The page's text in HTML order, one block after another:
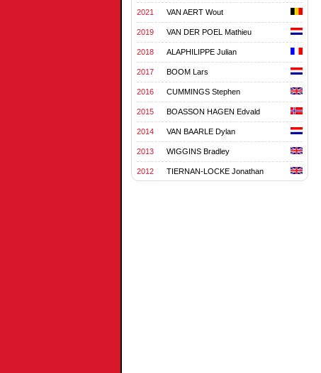
2021 VAN AERT Wout
2019 VAN DER POEL Mathieu
2018 ALAPHILIPPE Julian
2017 BOOM Lars
2016 CUMMINGS Stephen
2015 BOASSON HAGEN Edvald
2014 VAN BAARLE Dylan
2013 WIGGINS Bradley
2012 TIERNAN-LOCKE Jonathan